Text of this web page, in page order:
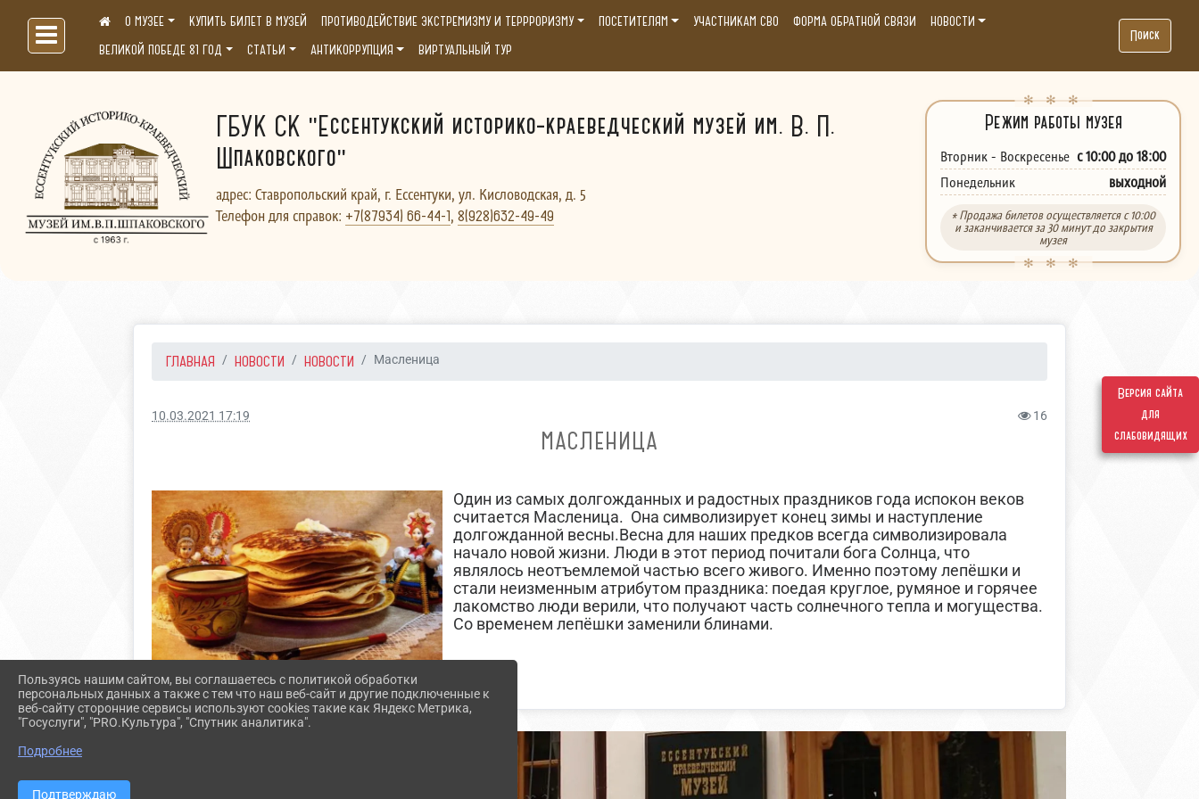
Версия сайта
для
слабовидящих
Больше, чем музей...О МУЗЕЕ КУПИТЬ БИЛЕТ В МУЗЕЙ ПРОТИВОДЕЙСТВИЕ ЭКСТРЕМИЗМУ И ТЕРРРОРИЗМУ ПОСЕТИТЕЛЯМ УЧАСТНИКАМ СВО ФОРМА ОБРАТНОЙ СВЯЗИ
НОВОСТИ
ВЕЛИКОЙ ПОБЕДЕ 81 ГОД
СТАТЬИ АНТИКОРРУПЦИЯ ВИРТУАЛЬНЫЙ ТУР
Поиск
ГБУК СК "Ессентукский историко-краеведческий музей им. В. П.
Шпаковского"
адрес: Ставропольский край, г. Ессентуки, ул. Кисловодская, д. 5
Телефон для справок: +7(87934) 66-44-1, 8(928)632-49-49
Режим работы музея
Вторник - Воскресенье с 10:00 до 18:00
Понедельник выходной
* Продажа билетов осуществляется с 10:00
и заканчивается за 30 минут до закрытия
музея
ГЛАВНАЯ НОВОСТИ НОВОСТИ Масленица
10.03.2021 17:19 16
МАСЛЕНИЦА
Один из самых долгожданных и радостных праздников года испокон веков
считается Масленица. Она символизирует конец зимы и наступление
долгожданной весны.Весна для наших предков всегда символизировала
начало новой жизни. Люди в этот период почитали бога Солнца, что
являлось неотъемлемой частью всего живого. Именно поэтому лепёшки и
стали неизменным атрибутом праздника: поедая круглое, румяное и горячее
лакомство люди верили, что получают часть солнечного тепла и могущества.
Со временем лепёшки заменили блинами.
Пользуясь нашим сайтом, вы соглашаетесь с политикой обработки
персональных данных а также с тем что наш веб-сайт и другие подключенные к
веб-сайту сторонние сервисы используют cookies такие как Яндекс Метрика,
"Госуслуги", "PRO.Культура", "Спутник аналитика".
Подробнее
Подтверждаю